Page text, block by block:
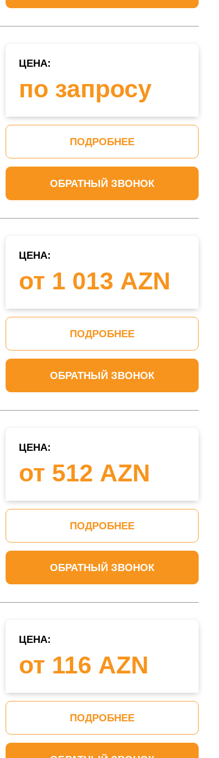
ЦЕНА:
по запросу
ПОДРОБНЕЕ
ОБРАТНЫЙ ЗВОНОК
ЦЕНА:
от 1 013 AZN
ПОДРОБНЕЕ
ОБРАТНЫЙ ЗВОНОК
ЦЕНА:
от 512 AZN
ПОДРОБНЕЕ
ОБРАТНЫЙ ЗВОНОК
ЦЕНА:
от 116 AZN
ПОДРОБНЕЕ